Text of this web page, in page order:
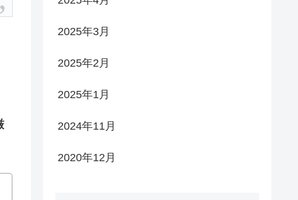
2025年3月
2025年2月
2025年1月
2024年11月
2020年12月